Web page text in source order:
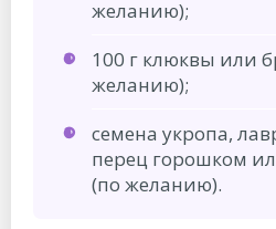
желанию);
100 г клюквы или
желанию);
семена укропа,
перец горошком
(по желанию).